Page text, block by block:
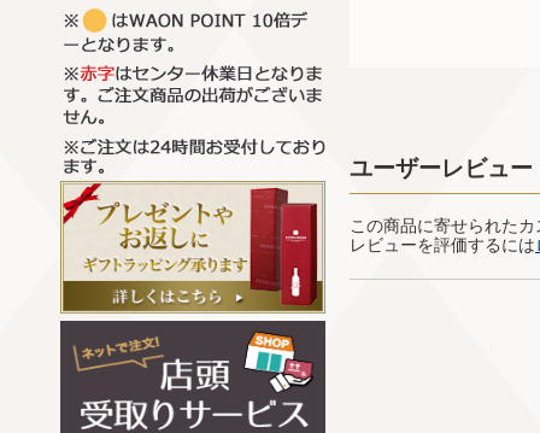
ユーザーレビュー
この商品に寄せられた
レビューを評価するには